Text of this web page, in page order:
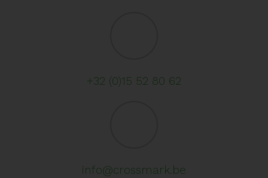
+32 (0)15 52 80 62
info@crossmark.be